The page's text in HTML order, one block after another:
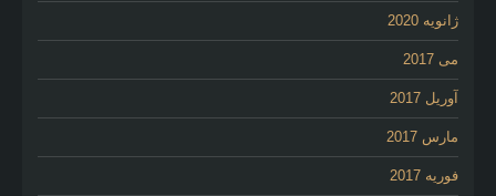
ژانویه 2020
می 2017
آوریل 2017
مارس 2017
فوریه 2017